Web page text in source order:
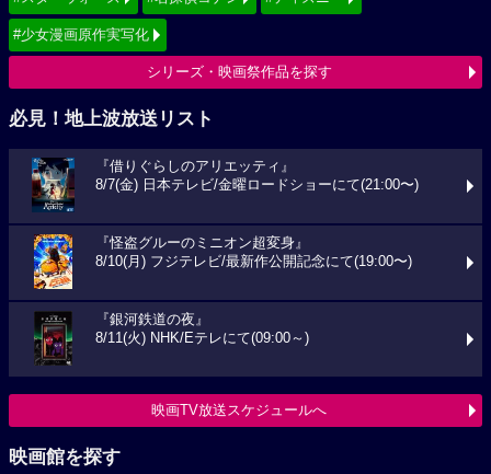
#少女漫画原作実写化
シリーズ・映画祭作品を探す
必見！地上波放送リスト
『借りぐらしのアリエッティ』
8/7(金) 日本テレビ/金曜ロードショーにて(21:00〜)
『怪盗グルーのミニオン超変身』
8/10(月) フジテレビ/最新作公開記念にて(19:00〜)
『銀河鉄道の夜』
8/11(火) NHK/Eテレにて(09:00～)
映画TV放送スケジュールへ
映画館を探す